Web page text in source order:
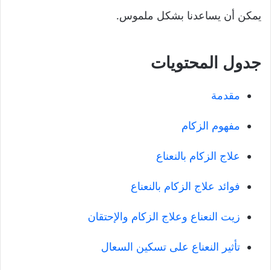
يمكن أن يساعدنا بشكل ملموس.
جدول المحتويات
مقدمة
مفهوم الزكام
علاج الزكام بالنعناع
فوائد علاج الزكام بالنعناع
زيت النعناع وعلاج الزكام والإحتقان
تأثير النعناع على تسكين السعال